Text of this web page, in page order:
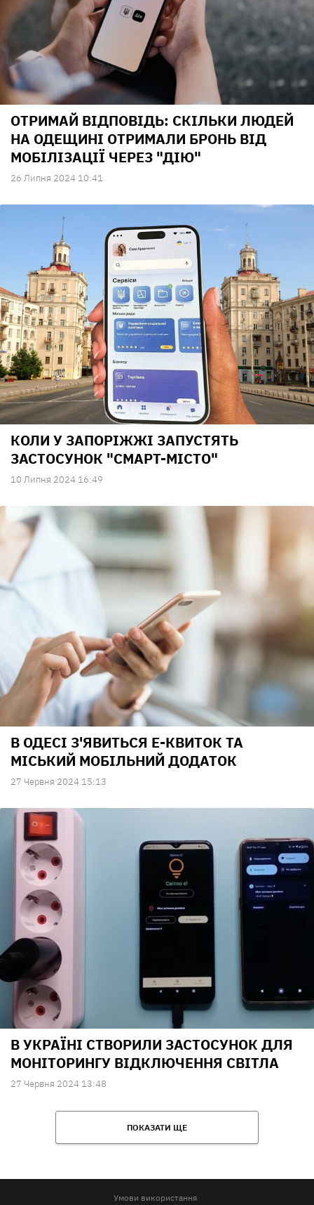
ОТРИМАЙ ВІДПОВІДЬ: СКІЛЬКИ ЛЮДЕЙ
НА ОДЕЩИНІ ОТРИМАЛИ БРОНЬ ВІД
МОБІЛІЗАЦІЇ ЧЕРЕЗ "ДІЮ"
26 Липня 2024 10:41
КОЛИ У ЗАПОРІЖЖІ ЗАПУСТЯТЬ
ЗАСТОСУНОК "СМАРТ-МІСТО"
10 Липня 2024 16:49
В ОДЕСІ З'ЯВИТЬСЯ Е-КВИТОК ТА
МІСЬКИЙ МОБІЛЬНИЙ ДОДАТОК
27 Червня 2024 15:13
В УКРАЇНІ СТВОРИЛИ ЗАСТОСУНОК ДЛЯ
МОНІТОРИНГУ ВІДКЛЮЧЕННЯ СВІТЛА
27 Червня 2024 13:48
ПОКАЗАТИ ЩЕ
Умови використання